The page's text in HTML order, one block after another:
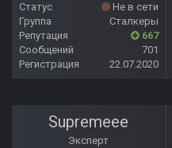
Статус
Не в сети
Группа
Сталкеры
Репутация
667
Сообщений
701
Регистрация
22.07.2020
Supremeee
Эксперт